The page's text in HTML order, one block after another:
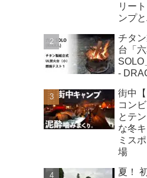
リー
ンプ
チタ
台「
-
街中
コン
とテ
な冬
ミス
場
夏！